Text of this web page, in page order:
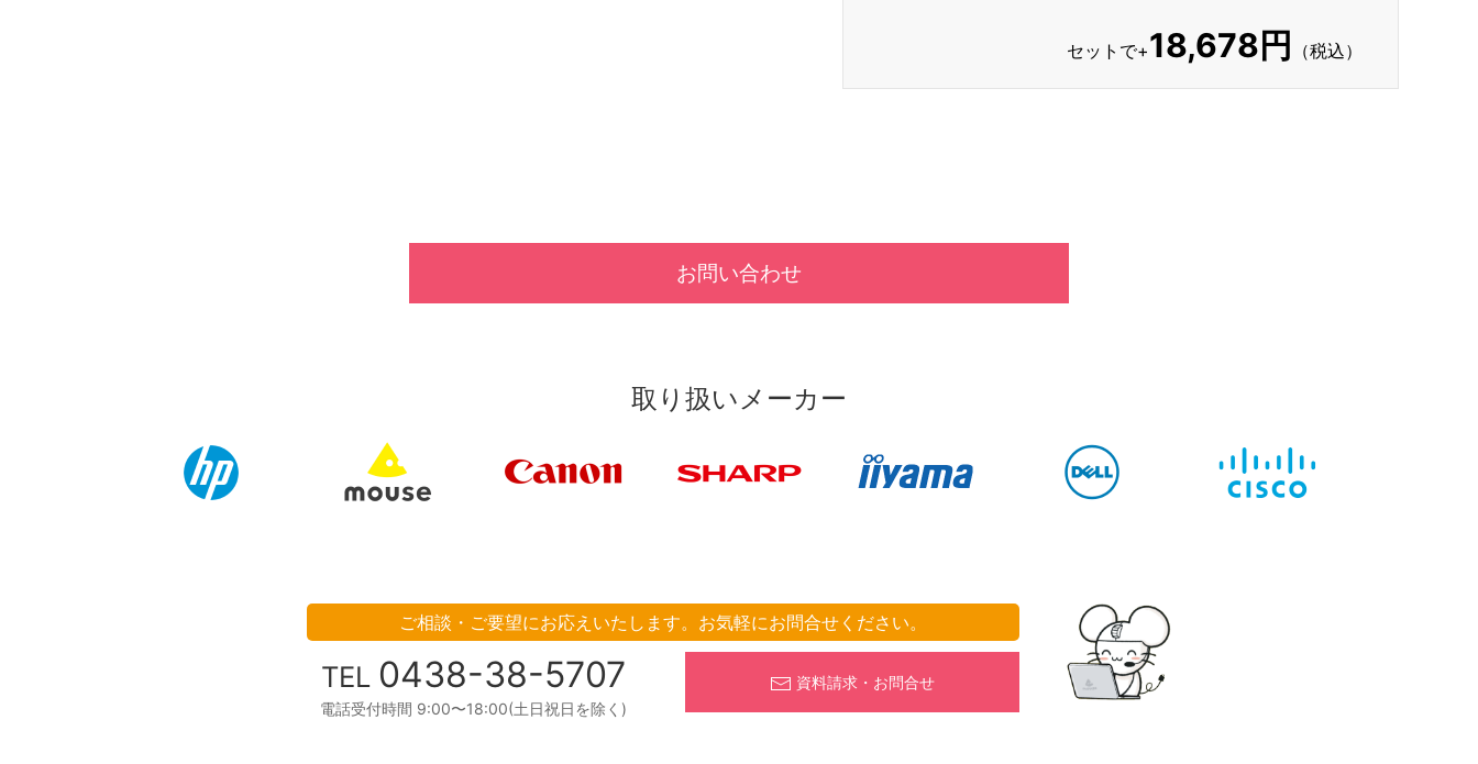
セットで+18,678円 （税込）
お問い合わせ
取り扱いメーカー
ご相談・ご要望にお応えいたします。 お気軽にお問合せください。
TEL 0438-38-5707
電話受付時間 9:00〜18:00(土日祝日を除く)
資料請求・お問合せ